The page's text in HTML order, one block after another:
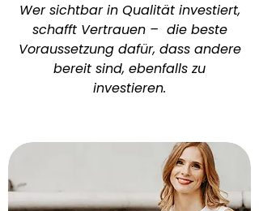
Wer sichtbar in Qualität investiert,
schafft Vertrauen – die beste
Voraussetzung dafür, dass andere
bereit sind, ebenfalls zu
investieren.